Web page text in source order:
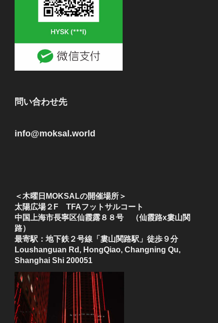
問い合わせ先
info@moksal.world
＜木曜日MOKSALの開催場所＞
太陽広場２F TFAフットサルコート
中国上海市長寧区仙霞露８８号 （仙霞路x婁山関
路）
最寄駅：地下鉄２号線「婁山関路駅」徒歩９分
Loushanguan Rd, HongQiao, Changning Qu,
Shanghai Shi 200051